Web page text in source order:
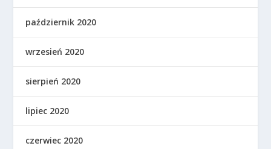
październik 2020
wrzesień 2020
sierpień 2020
lipiec 2020
czerwiec 2020